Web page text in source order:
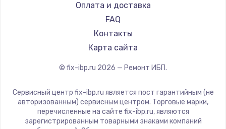
Оплата и доставка
FAQ
Контакты
Карта сайта
© fix-ibp.ru 2026 — Ремонт ИБП.
Сервисный центр fix-ibp.ru является пост гарантийным (не
авторизованным) сервисным центром. Торговые марки,
перечисленные на сайте fix-ibp.ru, являются
зарегистрированным товарными знаками компаний